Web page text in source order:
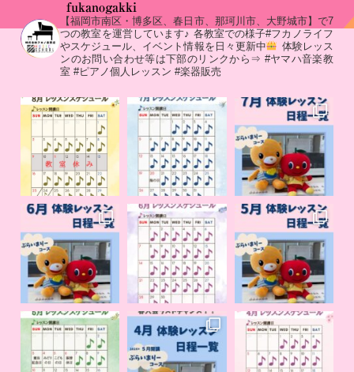
fukanogakki
【福岡市南区・博多区、春日市、那珂川市、大野城市】で7
つの教室を運営しています♪ 各教室での様子#フカノライフ
やスケジュール、イベント情報を日々更新中
体験レッス
ンのお問い合わせ等は下部のリンクから⇒ #ヤマハ音楽教
室 #ピアノ個人レッスン #楽器販売